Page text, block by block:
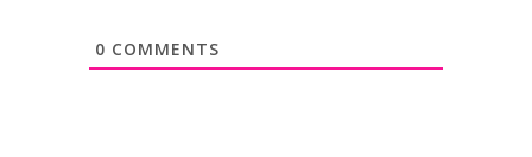
0 COMMENTS